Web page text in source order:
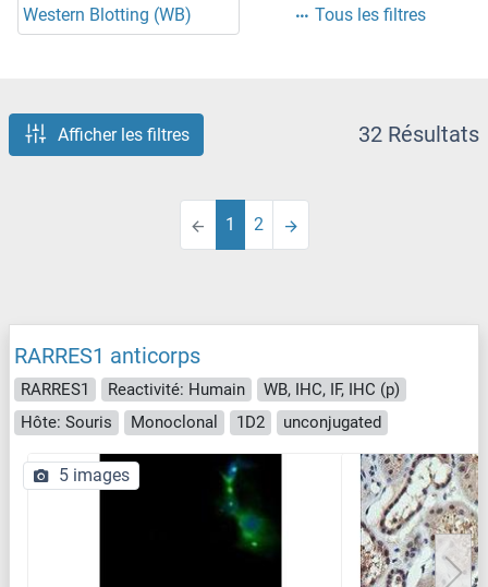
Western Blotting (WB) Tous les filtres
Afficher les filtres 32 Résultats
1 2
RARRES1 anticorps
RARRES1 Reactivité: Humain
WB, IHC, IF, IHC (p)
Hôte: Souris
Monoclonal 1D2 unconjugated
5 images